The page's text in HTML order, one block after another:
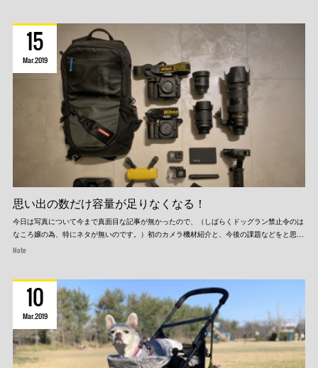
思い出の数だけ容量が足りなくなる！
今日は写真について今まで真面目な記事が無かったので、（しばらくドッグラン禁止令のは
なころ嬢の為、特にネタが無いのです。）初のカメラ機材紹介と、今後の課題などをと思…
15
Mar2019
Note
10
Mar2019